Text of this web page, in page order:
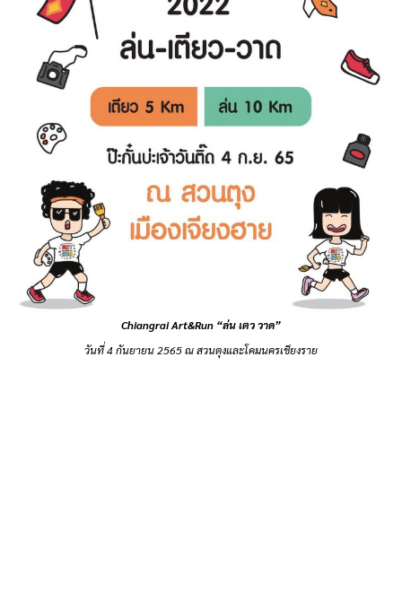
Chiangrai Art&Run “ล่น เตว วาด”
วันที่ 4 กันยายน 2565 ณ สวนตุงและโคมนครเชียงราย